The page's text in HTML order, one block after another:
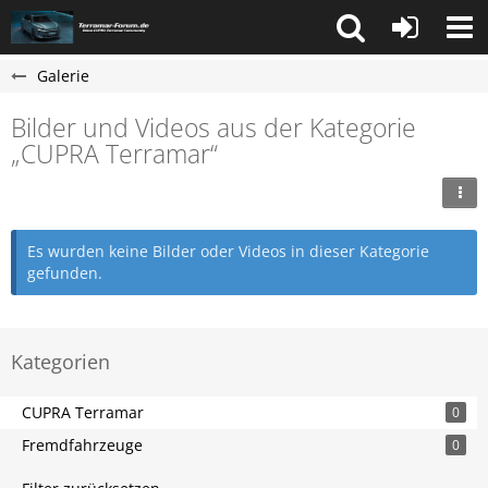
Galerie
Bilder und Videos aus der Kategorie
„CUPRA Terramar“
Es wurden keine Bilder oder Videos in dieser Kategorie
gefunden.
Kategorien
CUPRA Terramar 0
Fremdfahrzeuge 0